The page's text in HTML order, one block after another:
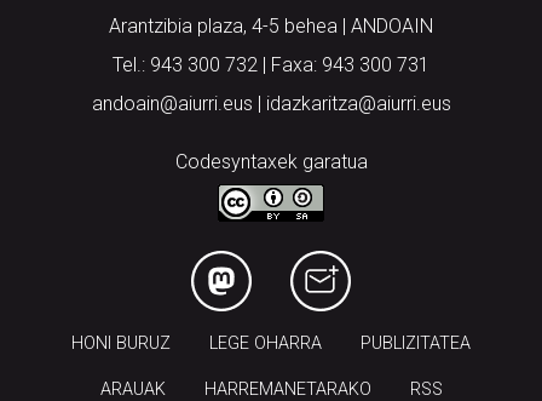
Arantzibia plaza, 4-5 behea | ANDOAIN
Tel.: 943 300 732 | Faxa: 943 300 731
andoain@aiurri.eus | idazkaritza@aiurri.eus
Codesyntaxek garatua
HONI BURUZ LEGE OHARRA PUBLIZITATEA
ARAUAK HARREMANETARAKO RSS